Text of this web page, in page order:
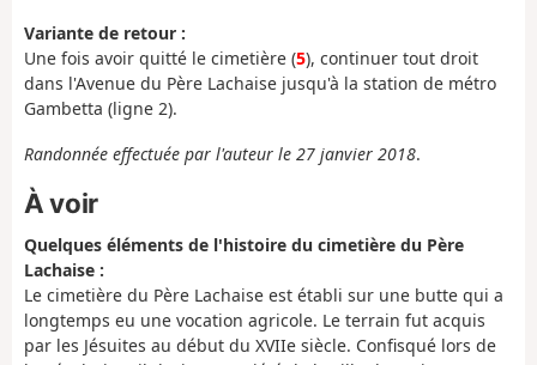
Variante de retour :
Une fois avoir quitté le cimetière (5), continuer tout droit
dans l'Avenue du Père Lachaise jusqu'à la station de métro
Gambetta (ligne 2).
Randonnée effectuée par l'auteur le 27 janvier 2018.
À voir
Quelques éléments de l'histoire du cimetière du Père
Lachaise :
Le cimetière du Père Lachaise est établi sur une butte qui a
longtemps eu une vocation agricole. Le terrain fut acquis
par les Jésuites au début du XVIIe siècle. Confisqué lors de